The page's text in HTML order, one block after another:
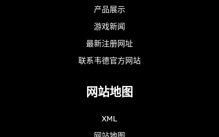
产品展示
游戏新闻
最新注册网址
联系韦德官方网站
网站地图
XML